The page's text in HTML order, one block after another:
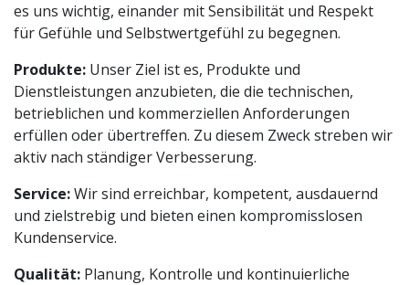
es uns wichtig, einander mit Sensibilität und Respekt
für Gefühle und Selbstwertgefühl zu begegnen.
Produkte: Unser Ziel ist es, Produkte und
Dienstleistungen anzubieten, die die technischen,
betrieblichen und kommerziellen Anforderungen
erfüllen oder übertreffen. Zu diesem Zweck streben wir
aktiv nach ständiger Verbesserung.
Service:Wir sind erreichbar, kompetent, ausdauernd
und zielstrebig und bieten einen kompromisslosen
Kundenservice.
Qualität: Planung, Kontrolle und kontinuierliche